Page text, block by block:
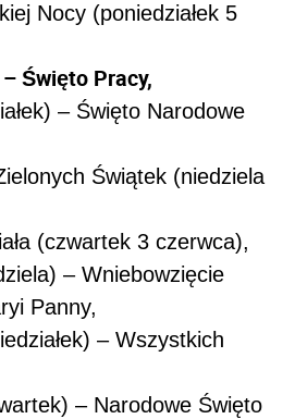
Nocy (poniedziałek 5
Święto Pracy,
– Święto Narodowe
Świątek (niedziela
(czwartek 3 czerwca),
– Wniebowzięcie
Panny,
– Wszystkich
– Narodowe Święto